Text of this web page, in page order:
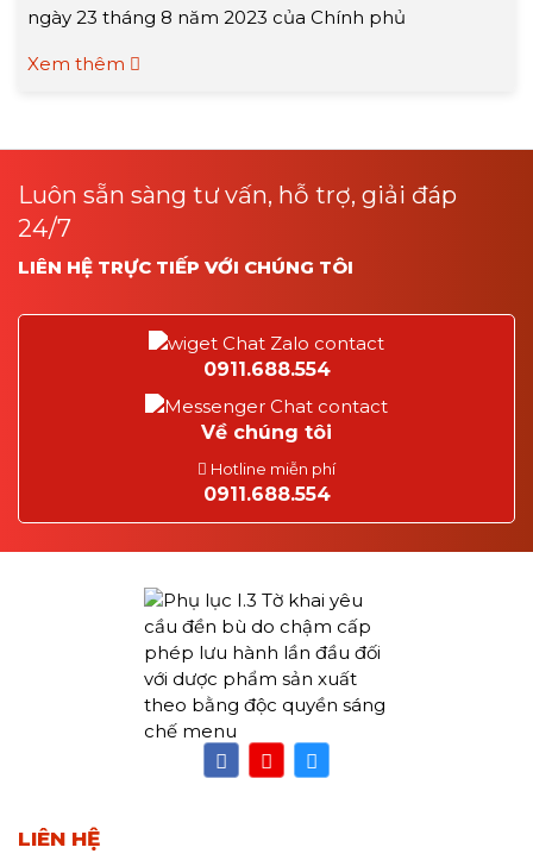
ngày 23 tháng 8 năm 2023 của Chính phủ
Xem thêm
Luôn sẵn sàng tư vấn, hỗ trợ, giải đáp
24/7
LIÊN HỆ TRỰC TIẾP VỚI CHÚNG TÔI
0911.688.554
Về chúng tôi
Hotline miễn phí
0911.688.554
LIÊN HỆ